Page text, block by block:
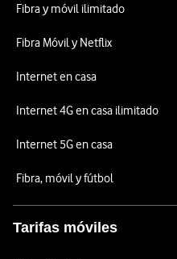
Fibra y móvil ilimitado
Fibra Móvil y Netflix
Internet en casa
Internet 4G en casa ilimitado
Internet 5G en casa
Fibra, móvil y fútbol
Tarifas móviles